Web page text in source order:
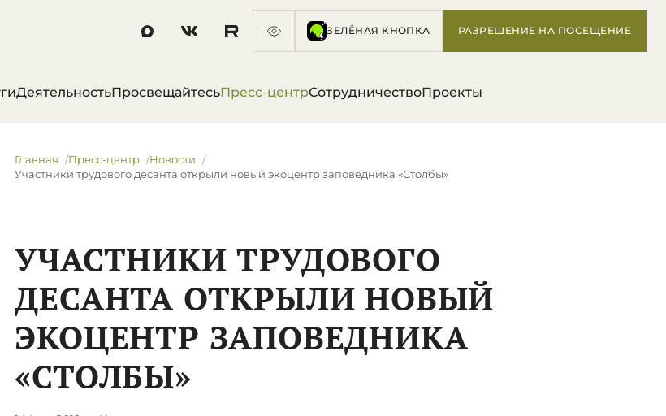
ЗЕЛЁНАЯ КНОПКА РАЗРЕШЕНИЕ НА ПОСЕЩЕНИЕ
ДеятельностьПросвещайтесьПресс-центрСотрудничествоПроекты
Главная Пресс-центр
Новости
​Участники трудового десанта открыли новый экоцентр заповедника «Столбы»
​УЧАСТНИКИ ТРУДОВОГО
ДЕСАНТА ОТКРЫЛИ НОВЫЙ
ЭКОЦЕНТР ЗАПОВЕДНИКА
«СТОЛБЫ»